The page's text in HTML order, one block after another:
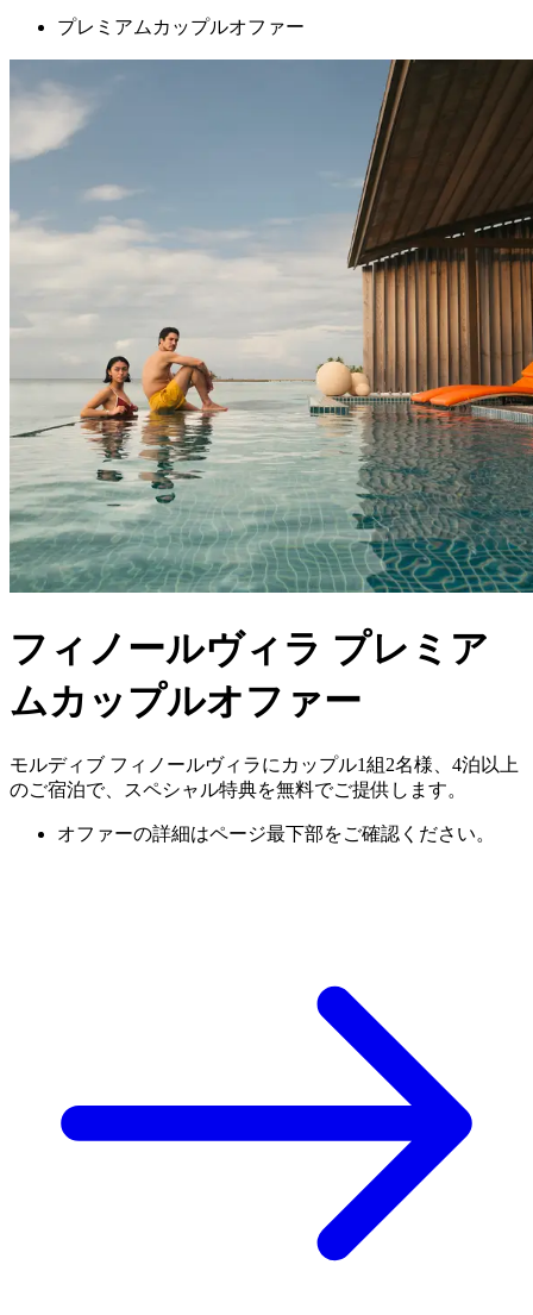
プレミアムカップルオファー
フィノールヴィラ プレミア
ムカップルオファー
モルディブ フィノールヴィラにカップル1組2名様、4泊以上
のご宿泊で、スペシャル特典を無料でご提供します。
オファーの詳細はページ最下部をご確認ください。